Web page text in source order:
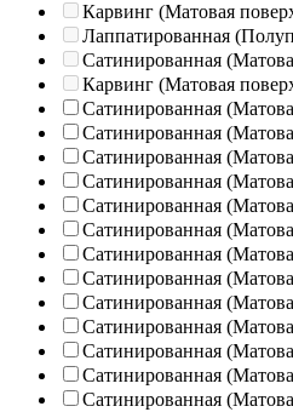
Карвинг (Матовая
Лаппатированная
Сатинированная
Карвинг (Матовая
Сатинированная
Сатинированная
Сатинированная
Сатинированная
Сатинированная
Сатинированная
Сатинированная
Сатинированная
Сатинированная
Сатинированная
Сатинированная
Сатинированная
Сатинированная